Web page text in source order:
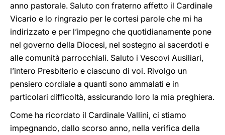
anno pastorale. Saluto con fraterno affetto il Cardinale
Vicario e lo ringrazio per le cortesi parole che mi ha
indirizzato e per l’impegno che quotidianamente pone
nel governo della Diocesi, nel sostegno ai sacerdoti e
alle comunità parrocchiali. Saluto i Vescovi Ausiliari,
l’intero Presbiterio e ciascuno di voi. Rivolgo un
pensiero cordiale a quanti sono ammalati e in
particolari difficoltà, assicurando loro la mia preghiera.
Come ha ricordato il Cardinale Vallini, ci stiamo
impegnando, dallo scorso anno, nella verifica della